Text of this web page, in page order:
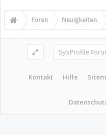
Foren Neuigkeiten
SysProfile
Kontakt Hilfe